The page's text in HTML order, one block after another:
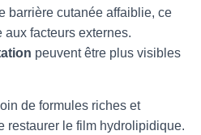
barrière cutanée affaiblie, ce
facteurs externes.
peuvent être plus visibles
de formules riches et
restaurer le film hydrolipidique.